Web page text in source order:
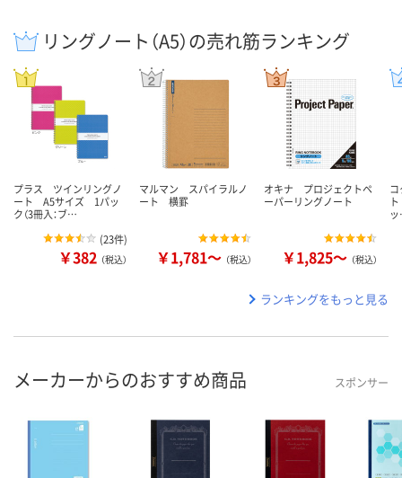
リングノート（A5）の売れ筋ランキング
プラス ツインリングノ
ート A5サイズ 1パッ
ク（3冊入：ブ…
(23件)
￥382 （税込）
マルマン スパイラルノ
ート 横罫
￥1,781～ （税込）
オキナ プロジェクトペ
ーパーリングノート
￥1,825～ （税込）
ランキングをもっと見る
メーカーからのおすすめ商品 スポンサー